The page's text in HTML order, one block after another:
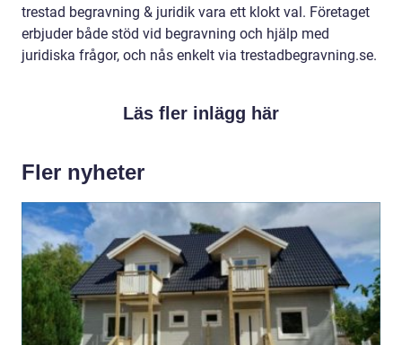
trestad begravning & juridik vara ett klokt val. Företaget
erbjuder både stöd vid begravning och hjälp med
juridiska frågor, och nås enkelt via trestadbegravning.se.
Läs fler inlägg här
Fler nyheter